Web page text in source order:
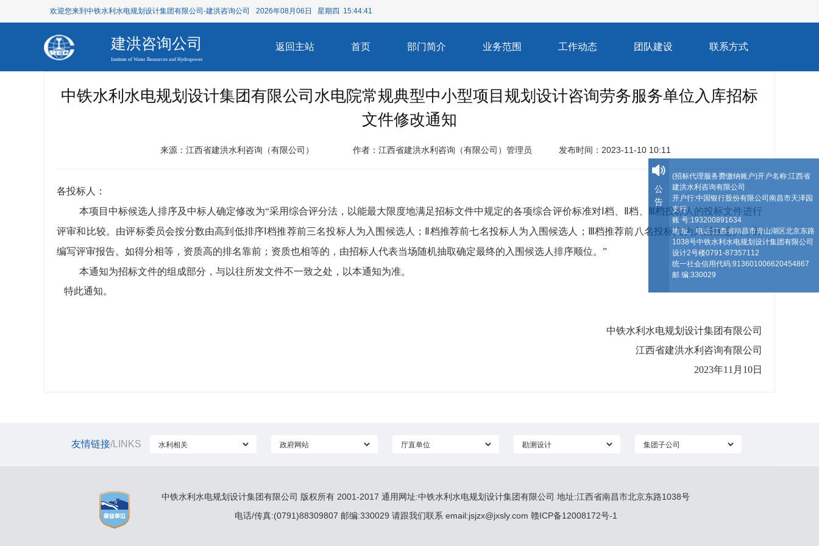
欢迎您来到中铁水利水电规划设计集团有限公司-建洪咨询公司 2026年08月06日 星期四 15:44:41
建洪咨询公司
Institute of Water Resources and Hydropower
返回主站 首页 部门简介 业务范围 工作动态 团队建设 联系方式
中铁水利水电规划设计集团有限公司水电院常规典型中小型项目规划设计咨询劳务服务单位入库招标
文件修改通知
来源：江西省建洪水利咨询（有限公司） 作者：江西省建洪水利咨询（有限公司）管理员 发布时间：2023-11-10 10:11
各投标人：
本项目中标候选人排序及中标人确定修改为“采用综合评分法，以能最大限度地满足招标文件中规定的各项综合评价标准对Ⅰ档、Ⅱ档、Ⅲ档投标人的投标文件进行
评审和比较。由评标委员会按分数由高到低排序Ⅰ档推荐前三名投标人为入围候选人；Ⅱ档推荐前七名投标人为入围候选人；Ⅲ档推荐前八名投标人为入围候选人，并
编写评审报告。如得分相等，资质高的排名靠前；资质也相等的，由招标人代表当场随机抽取确定最终的入围候选人排序顺位。 ”
本通知为招标文件的组成部分，与以往所发文件不一致之处，以本通知为准。
特此通知。
中铁水利水电规划设计集团有限公司
江西省建洪水利咨询有限公司
2023年11月10日
友情链接/LINKS
中铁水利水电规划设计集团有限公司 版权所有 2001-2017 通用网址:中铁水利水电规划设计集团有限公司 地址:江西省南昌市北京东路1038号
电话/传真:(0791)88309807 邮编:330029 请跟我们联系 email:jsjzx@jxsly.com 赣ICP备12008172号-1
公
告
(招标代理服务费缴纳账户)开户名称:江西省
建洪水利咨询有限公司
开户行:中国银行股份有限公司南昌市天泽园
支行
账 号:193200891634
地 址、电话:江西省南昌市青山湖区北京东路
1038号中铁水利水电规划设计集团有限公司
设计2号楼0791-87357112
统一社会信用代码:913601006620454867
邮 编:330029